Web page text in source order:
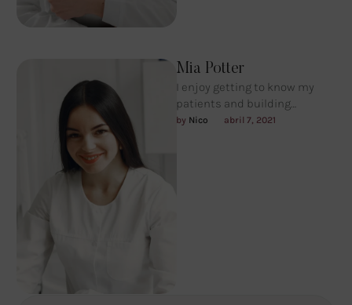
Mia Potter
I enjoy getting to know my
patients and building
meaningful relationships. I
by Nico abril 7, 2021